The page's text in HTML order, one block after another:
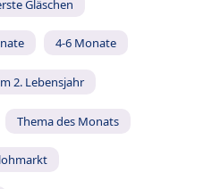
Gläschen
4-6 Monate
2. Lebensjahr
Thema des Monats